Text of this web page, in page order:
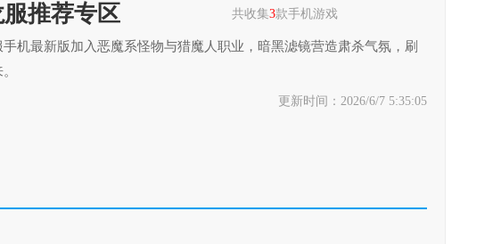
共收集3款手机游戏
推荐专区
机最新版加入恶魔系怪物与猎魔人职业，暗黑滤镜营造肃杀气氛，刷
更新时间：2026/6/7 5:35:05